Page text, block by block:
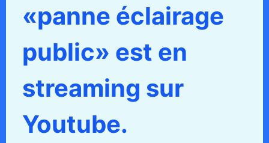
«panne éclairage
public» est en
streaming sur
Youtube.